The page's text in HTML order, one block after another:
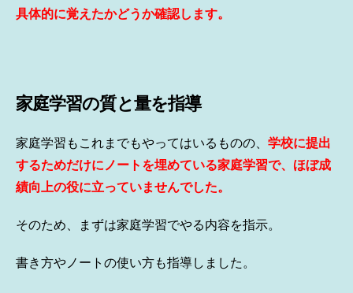
具体的に覚えたかどうか確認します。
家庭学習の質と量を指導
家庭学習もこれまでもやってはいるものの、 学校に提出
するためだけにノートを埋めている家庭学習で、ほぼ成
績向上の役に立っていませんでした。
そのため、まずは家庭学習でやる内容を指示。
書き方やノートの使い方も指導しました。